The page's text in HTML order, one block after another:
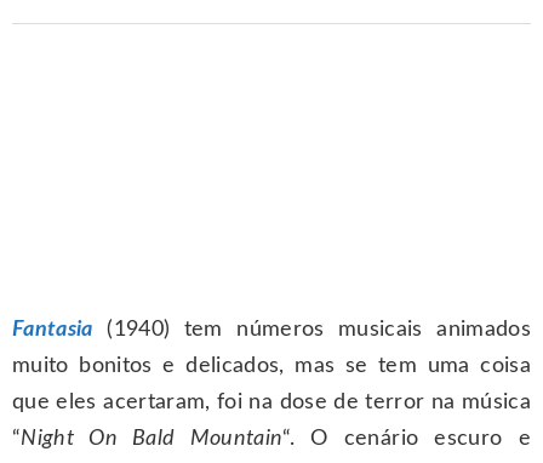
Fantasia (1940) tem números musicais animados
muito bonitos e delicados, mas se tem uma coisa
que eles acertaram, foi na dose de terror na música
“Night On Bald Mountain“. O cenário escuro e